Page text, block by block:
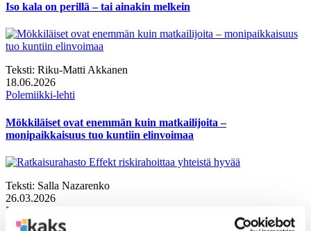
Iso kala on perillä – tai ainakin melkein
Teksti: Riku-Matti Akkanen
18.06.2026
Polemiikki-lehti
Mökkiläiset ovat enemmän kuin matkailijoita –
monipaikkaisuus tuo kuntiin elinvoimaa
Teksti: Salla Nazarenko
26.03.2026
Polemiikki-lehti